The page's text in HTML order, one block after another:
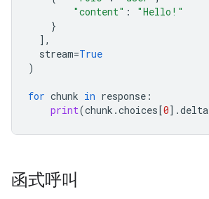
"content" :
"Hello!"
}
],
stream=True
)
for chunk in response :
print(chunk .choices[0] .delta
函式呼叫